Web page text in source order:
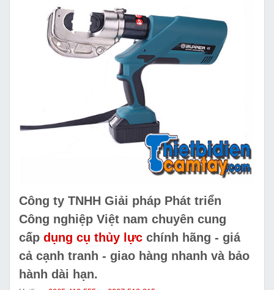
Công ty TNHH Giải pháp Phát triển
Công nghiệp Việt nam chuyên cung
cấp dụng cụ thủy lực chính hãng - giá
cả cạnh tranh - giao hàng nhanh và bảo
hành dài hạn.